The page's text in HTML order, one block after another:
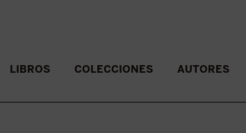
LIBROS COLECCIONES AUTORES